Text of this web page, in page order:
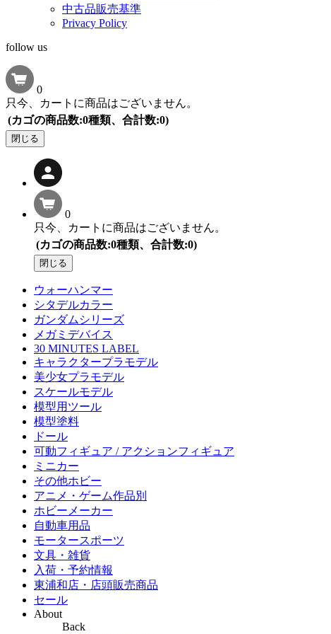
中古品販売基準
Privacy Policy
follow us
0
只今、カートに商品はございません。
(カゴの商品数:0種類、合計数:0)
閉じる
0
只今、カートに商品はございません。
(カゴの商品数:0種類、合計数:0)
閉じる
ウォーハンマー
シタデルカラー
ガンダムシリーズ
メガミデバイス
30 MINUTES LABEL
キャラクタープラモデル
美少女プラモデル
スケールモデル
模型用ツール
模型塗料
ドール
可動フィギュア / アクションフィギュア
ミニカー
その他ホビー
アニメ・ゲーム作品別
ホビーメーカー
自動車用品
モータースポーツ
文具・雑貨
入荷・予約情報
東浦和店・店頭販売商品
セール
About
Back